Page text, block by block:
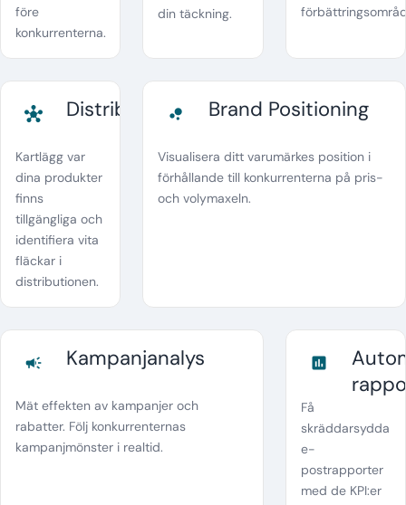
före
konkurrenterna.
din täckning.
hub Distributionsanalys
Kartlägg var
dina produkter
finns
tillgängliga och
identifiera vita
fläckar i
distributionen.
bubble_chart Brand Positioning
Visualisera ditt varumärkes position i
förhållande till konkurrenterna på pris-
och volymaxeln.
campaign Kampanjanalys
Mät effekten av kampanjer och
rabatter. Följ konkurrenternas
kampanjmönster i realtid.
assessment
Få
skräddarsydda
e-
postrapporter
med de KPI:er